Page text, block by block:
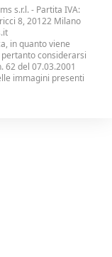
s.r.l.- Partita IVA:
8, 20122 Milano
in quanto viene
considerarsi
62 del 07.03.2001
immagini presenti